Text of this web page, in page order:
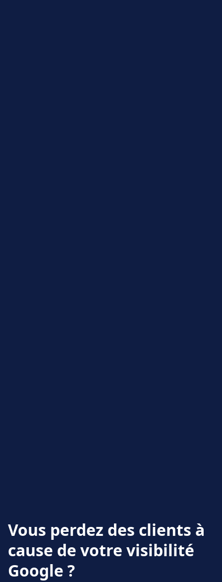
Vous perdez des clients à
cause de votre visibilité
Google ?